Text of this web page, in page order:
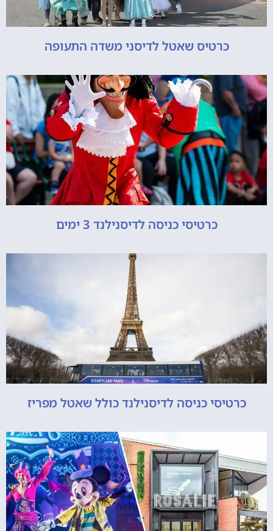
כרטיס שאטל לדיסני משדה התעופה
כרטיסי כניסה לדיסנילנד 3 ימים
כרטיסי כניסה לדיסנילנד כולל שאטל מפריז